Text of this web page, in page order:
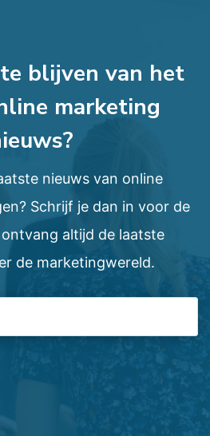
blijven van het
marketing
nieuws van online
Schrijf je dan in voor de
altijd de laatste
de marketingwereld.